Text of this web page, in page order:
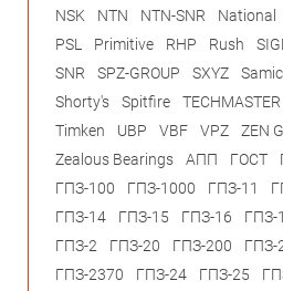
NSK
NTN NTN-SNR National
PSL
Primitive RHP Rush
SNR
SPZ-GROUP SXYZ
Shorty's
Spitfire TECHMASTER
Timken
UBP VBF VPZ ZEN
Zealous Bearings
АПП ГОСТ
ГПЗ-100
ГПЗ-1000 ГПЗ-11
ГПЗ-14
ГПЗ-15 ГПЗ-16 ГПЗ-
ГПЗ-2
ГПЗ-20 ГПЗ-200 ГПЗ-
ГПЗ-2370
ГПЗ-24 ГПЗ-25